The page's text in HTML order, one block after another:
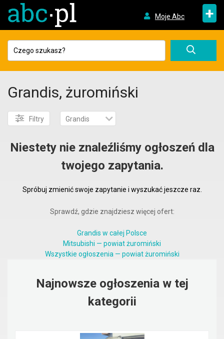
Moje Abc +
Grandis, żuromiński
Filtry Grandis
Niestety nie znaleźliśmy ogłoszeń dla
twojego zapytania.
Spróbuj zmienić swoje zapytanie i wyszukać jeszcze raz.
Sprawdź, gdzie znajdziesz więcej ofert:
Grandis w całej Polsce
Mitsubishi — powiat żuromiński
Wszystkie ogłoszenia — powiat żuromiński
Najnowsze ogłoszenia w tej
kategorii